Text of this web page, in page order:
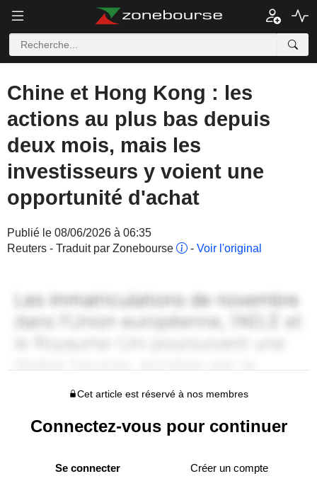
Chine et Hong Kong : les
actions au plus bas depuis
deux mois, mais les
investisseurs y voient une
opportunité d'achat
Publié le 08/06/2026 à 06:35
Reuters - Traduit par Zonebourse
- Voir l'original
Cet article est réservé à nos membres
Connectez-vous pour continuer
Se connecter Créer un compte